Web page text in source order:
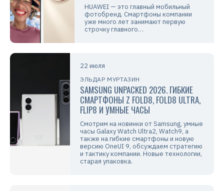
HUAWEI — это главный мобильный
фотобренд. Смартфоны компании
уже много лет занимают первую
строчку главного…
22 июля
ЭЛЬДАР МУРТАЗИН
SAMSUNG UNPACKED 2026. ГИБКИЕ
СМАРТФОНЫ Z FOLD8, FOLD8 ULTRA,
FLIP8 И УМНЫЕ ЧАСЫ
Смотрим на новинки от Samsung, умные
часы Galaxy Watch Ultra2, Watch9, а
также на гибкие смартфоны и новую
версию OneUI 9, обсуждаем стратегию
и тактику компании. Новые технологии,
старая упаковка.